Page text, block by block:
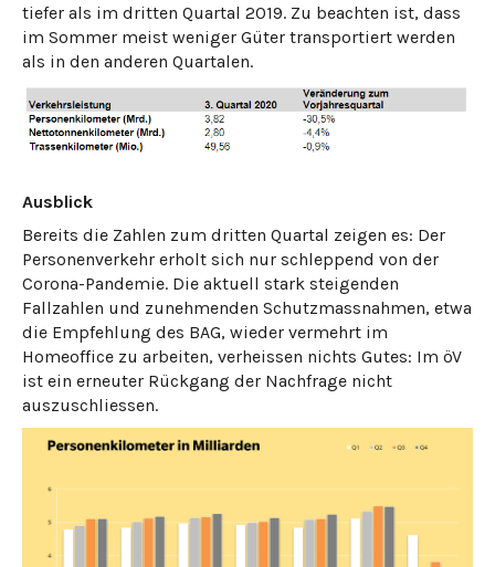
tiefer als im dritten Quartal 2019. Zu beachten ist, dass
im Sommer meist weniger Güter transportiert werden
als in den anderen Quartalen.
Ausblick
Bereits die Zahlen zum dritten Quartal zeigen es: Der
Personenverkehr erholt sich nur schleppend von der
Corona-Pandemie. Die aktuell stark steigenden
Fallzahlen und zunehmenden Schutzmassnahmen, etwa
die Empfehlung des BAG, wieder vermehrt im
Homeoffice zu arbeiten, verheissen nichts Gutes: Im öV
ist ein erneuter Rückgang der Nachfrage nicht
auszuschliessen.